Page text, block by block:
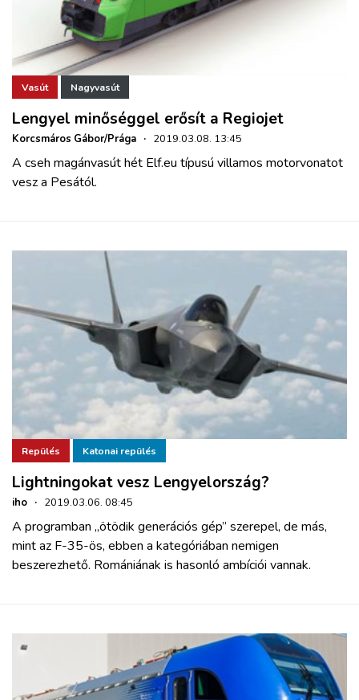
Vasút Nagyvasút
Lengyel minőséggel erősít a Regiojet
Korcsmáros Gábor/Prága · 2019.03.08. 13:45
A cseh magánvasút hét Elf.eu típusú villamos motorvonatot
vesz a Pesától.
Repülés Katonai repülés
Lightningokat vesz Lengyelország?
iho · 2019.03.06. 08:45
A programban „ötödik generációs gép” szerepel, de más,
mint az F-35-ös, ebben a kategóriában nemigen
beszerezhető. Romániának is hasonló ambíciói vannak.